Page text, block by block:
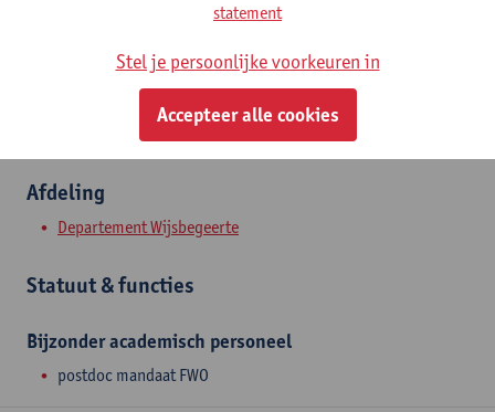
Lange Sint-Annastraat 7
2000 Antwerpen, BEL
Afdeling
Departement Wijsbegeerte
Statuut & functies
Bijzonder academisch personeel
postdoc mandaat FWO
statement
Stel je persoonlijke voorkeuren in
Accepteer alle cookies